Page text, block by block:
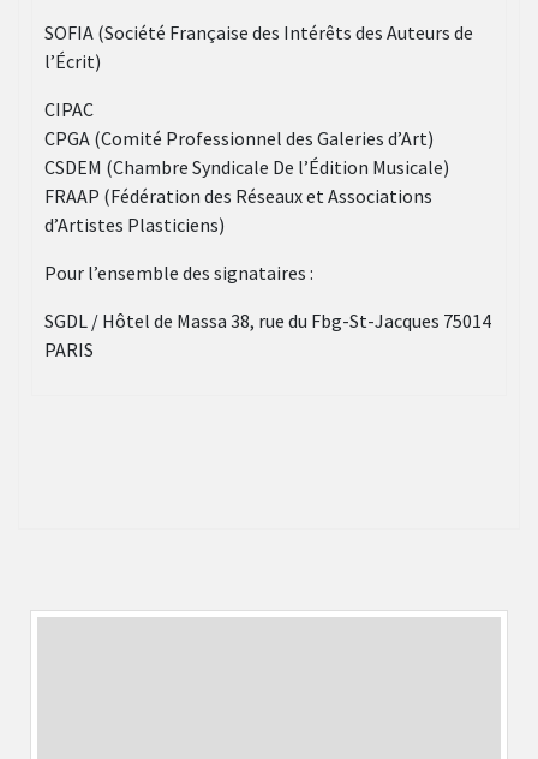
SOFIA (Société Française des Intérêts des Auteurs de
l’Écrit)
CIPAC
CPGA (Comité Professionnel des Galeries d’Art)
CSDEM (Chambre Syndicale De l’Édition Musicale)
FRAAP (Fédération des Réseaux et Associations
d’Artistes Plasticiens)
Pour l’ensemble des signataires :
SGDL / Hôtel de Massa 38, rue du Fbg-St-Jacques 75014
PARIS